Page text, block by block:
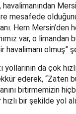
havalimanından
mesafede
Hem Mersin’den
var, o
havalimanı olmuş”
yollarının da çok
ederek, “Zaten
bitirmemizin
bir şekilde yol